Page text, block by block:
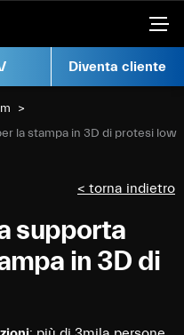
Diventa cliente
la stampa in 3D di protesi low
< torna indietro
supporta
in 3D di